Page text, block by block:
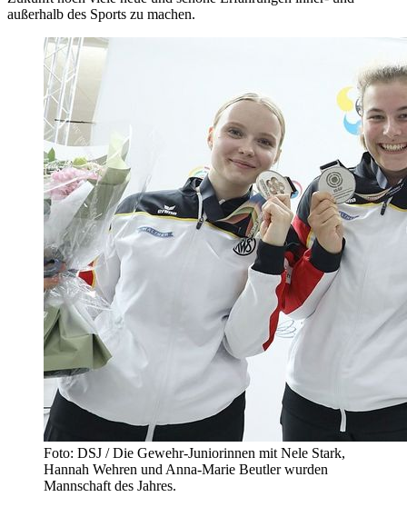
außerhalb des Sports zu machen.
Foto: DSJ / Die Gewehr-Juniorinnen mit Nele Stark,
Hannah Wehren und Anna-Marie Beutler wurden
Mannschaft des Jahres.